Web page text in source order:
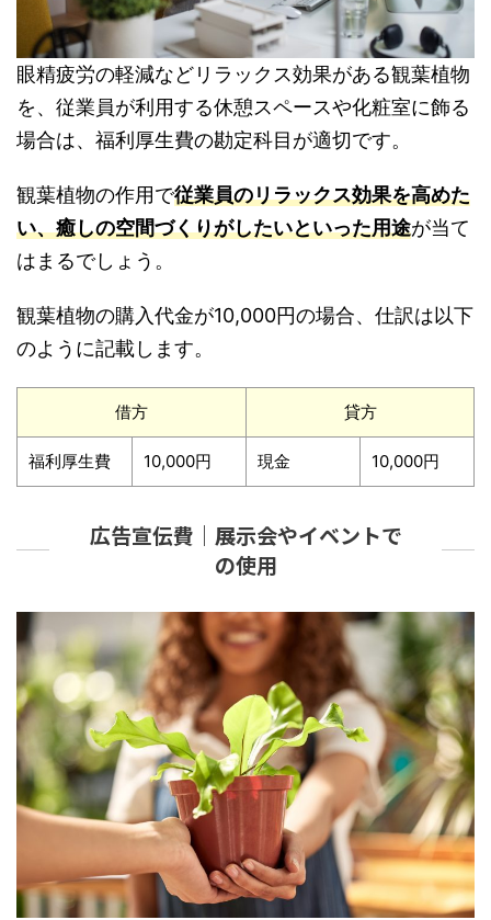
眼精疲労の軽減などリラックス効果がある観葉植物
を、従業員が利用する休憩スペースや化粧室に飾る
場合は、福利厚生費の勘定科目が適切です。
観葉植物の作用で従業員のリラックス効果を高めた
い、癒しの空間づくりがしたいといった用途が当て
はまるでしょう。
観葉植物の購入代金が10,000円の場合、仕訳は以下
のように記載します。
借方 貸方
福利厚生費 10,000円 現金 10,000円
広告宣伝費｜展示会やイベントで
の使用